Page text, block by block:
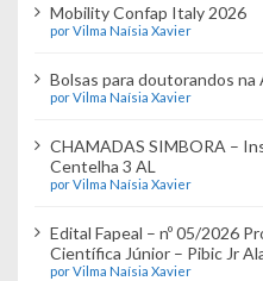
Mobility Confap Italy 2026
por Vilma Naísia Xavier
Bolsas para doutorandos
por Vilma Naísia Xavier
CHAMADAS SIMBORA –
Centelha 3 AL
por Vilma Naísia Xavier
Edital Fapeal – nº 05/2026
Científica Júnior – Pibic Jr
por Vilma Naísia Xavier